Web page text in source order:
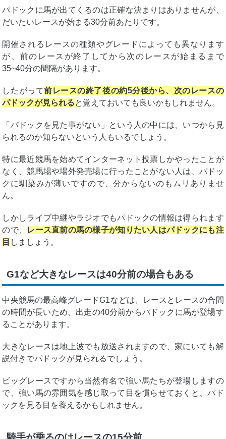
パドックに馬が出てくるのは正確な決まりはありませんが、
だいたいレースが始まる30分前あたりです。
開催されるレースの種類やグレードによっても異なります
が、前のレースが終了してから次のレースが始まるまで
35~40分の間隔があります。
したがって前レースの終了後の約5分後から、次のレースの
パドックが見られると覚えておいても良いかもしれません。
「パドックを見た事がない」という人の中には、いつから見
られるのか知らないという人もいるでしょう。
特に最近競馬を始めてインターネット投票しかやったことが
なく、競馬場や場外発売場に行ったことがない人は、パドッ
クに馴染みが薄いですので、分からないのもムリありませ
ん。
しかしライブ中継やラジオでもパドックの情報は得られます
ので、
レース直前の馬の様子が知りたい人はパドックにも注
目 しましょう。
G1など大きなレースは40分前の場合もある
中央競馬の最高峰グレードG1などは、レースとレースの合間
の時間が長いため、出走の40分前からパドックに馬が登場す
ることがあります。
大きなレースは地上波でも放送されますので、家にいても解
説付きでパドックが見られるでしょう。
ビッグレースですから当然有名で強い馬たちが登場しますの
で、強い馬の雰囲気を感じ取って目を慣らせておくと、パド
ックを見る目を養えるかもしれません。